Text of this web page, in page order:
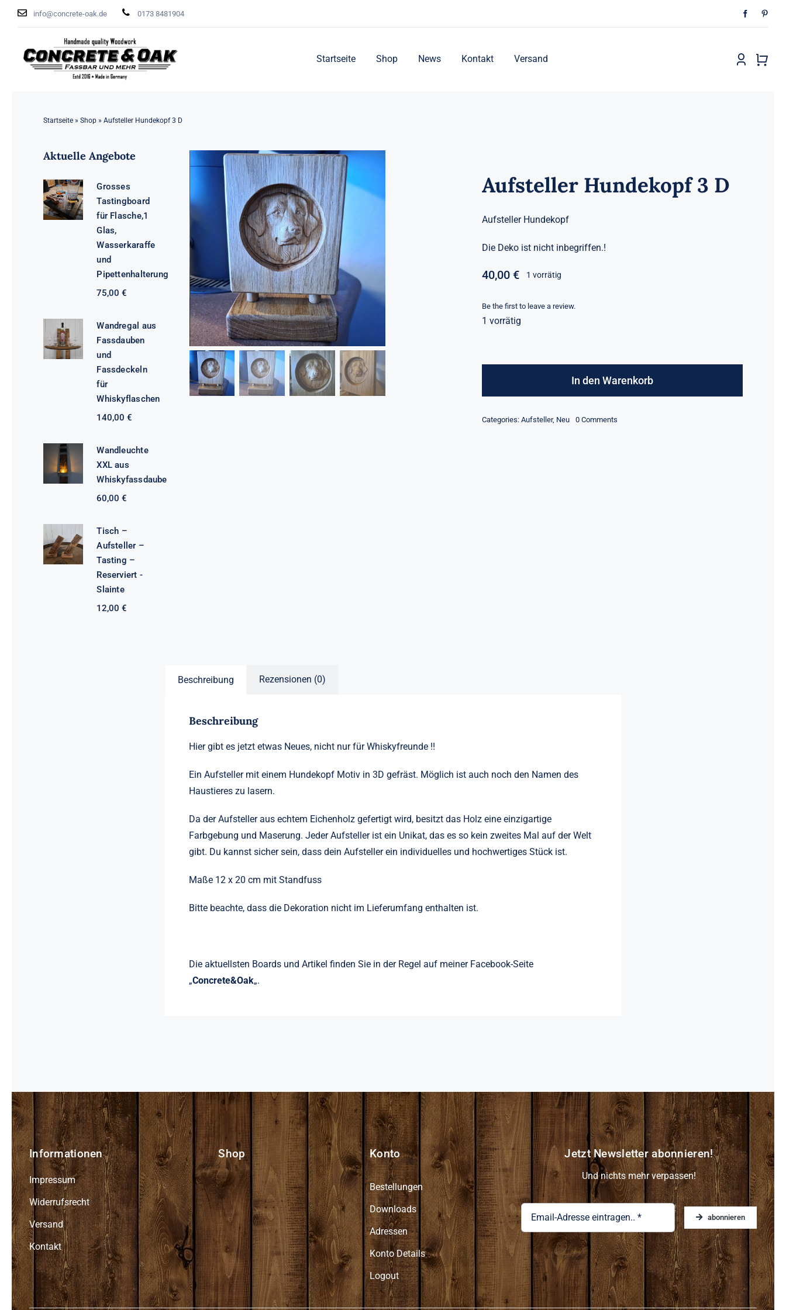
Zum
info@concrete-oak.de 0173 8481904
Startseite Shop News Kontakt Versand
Startseite» Shop» Aufsteller Hundekopf 3 D
Aktuelle Angebote
Grosses
Tastingboard
für Flasche,1
Glas,
Wasserkaraffe
und
Pipettenhalterung
75,00€
Wandregal aus
Fassdauben
und
Fassdeckeln
für
Whiskyflaschen
140,00€
Wandleuchte
XXL aus
Whiskyfassdaube
60,00€
Tisch –
Aufsteller –
Tasting –
Reserviert -
Slainte
12,00€
Aufsteller Hundekopf 3 D
Aufsteller Hundekopf
Die Deko ist nicht inbegriffen.!
40,00 € 1 vorrätig
Be the first to leave a review.
1 vorrätig
Hundekopf
Menge
In den Warenkorb
Categories: Aufsteller, Neu 0 Commentson
Beschreibung Rezensionen (0)
Beschreibung
Hier gibt es jetzt etwas Neues, nicht nur für Whiskyfreunde !!
Ein Aufsteller mit einem Hundekopf Motiv in 3D gefräst. Möglich ist auch noch den Namen des
Haustieres zu lasern.
Da der Aufsteller aus echtem Eichenholz gefertigt wird, besitzt das Holz eine einzigartige
Farbgebung und Maserung. Jeder Aufsteller ist ein Unikat, das es so kein zweites Mal auf der Welt
gibt. Du kannst sicher sein, dass dein Aufsteller ein individuelles und hochwertiges Stück ist.
Maße 12 x 20 cm mit Standfuss
Bitte beachte, dass die Dekoration nicht im Lieferumfang enthalten ist.
Die aktuellsten Boards und Artikel finden Sie in der Regel auf meiner Facebook-Seite
„Concrete&Oak„.
Informationen
Impressum
Widerrufsrecht
Versand
Kontakt
Shop Konto
Bestellungen
Downloads
Adressen
Konto Details
Logout
Jetzt Newsletter abonnieren!
Und nichts mehr verpassen!
abonnieren